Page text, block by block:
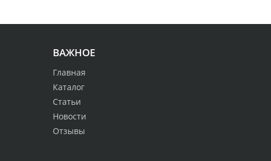
ВАЖНОЕ
Главная
Каталог
Статьи
Новости
Отзывы